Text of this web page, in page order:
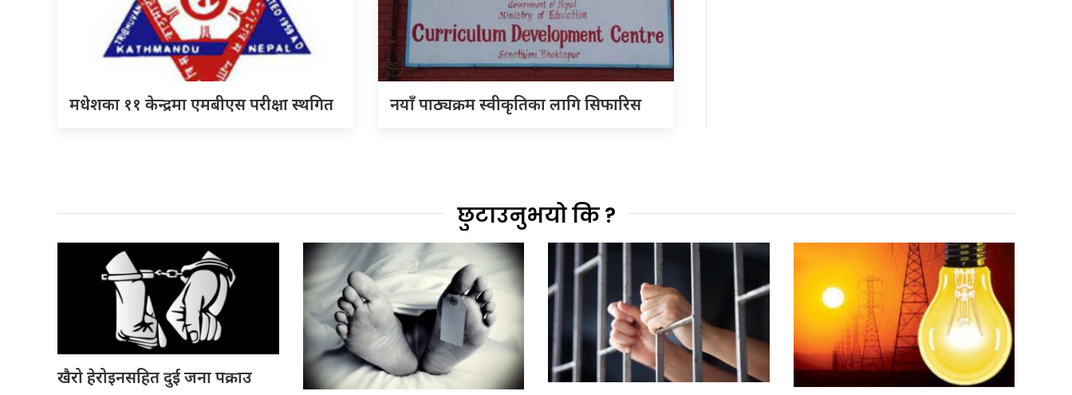
मधेशका ११ केन्द्रमा एमबीएस परीक्षा स्थगित नयाँ पाठ्यक्रम स्वीकृतिका लागि सिफारिस
छुटाउनुभयो कि ?
खैरो हेरोइनसहित दुई जना पक्राउ